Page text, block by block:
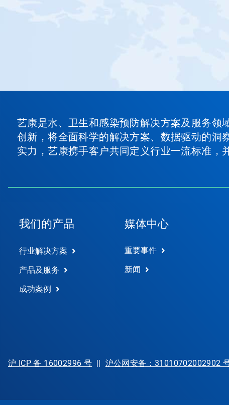
页
钮
用
片
圆
跳
转
到
某
一
张
艺康是水、卫生和感染预防解决方案及服务领
创新，将全面科学的解决方案、数据驱动的洞
实力，艺康携手客户共同定义行业一流标准，
我们的产品
行业解决方案
产品及服务
成功案例
媒体中心
重要事件
新闻
沪 ICP 备 16002996 号 || 沪公网安备：31010702002902